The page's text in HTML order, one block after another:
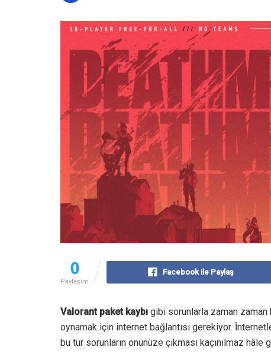
0
Paylaşım
Facebook ile Paylaş
Valorant paket kaybı gibi sorunlarla zaman
oynamak için internet bağlantısı gerekiyor.
bu tür sorunların önünüze çıkması kaçınılmaz hâle